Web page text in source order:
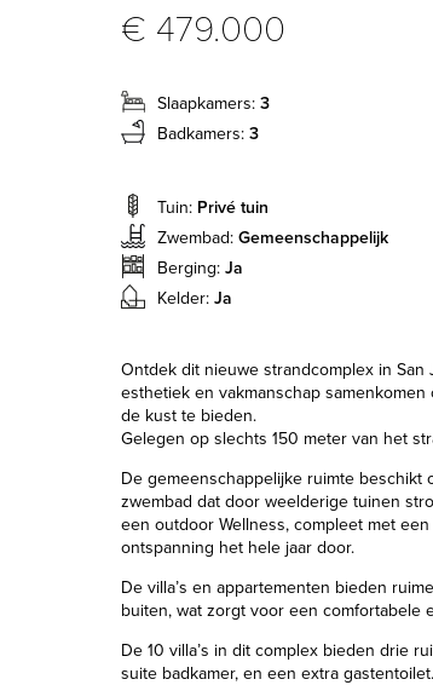
€ 479.000
Slaapkamers: 3
Badkamers: 3
Tuin: Privé tuin
Zwembad: Gemeenschappelijk
Berging: Ja
Kelder: Ja
Ontdek dit nieuwe strandcomplex in San
esthetiek en vakmanschap
de kust te bieden.
Gelegen op slechts 150 meter van het
De gemeenschappelijke ruimte beschikt
zwembad dat door weelderige tuinen
een outdoor Wellness, compleet met
ontspanning het hele jaar door.
De villa’s en appartementen bieden
buiten, wat zorgt voor een comfortabele
De 10 villa’s in dit complex bieden drie
suite badkamer, en een extra